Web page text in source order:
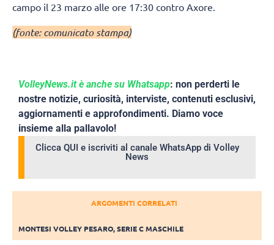
campo il 23 marzo alle ore 17:30 contro Axore.
(fonte: comunicato stampa)
VolleyNews.it è anche su Whatsapp: non perderti le
nostre notizie, curiosità, interviste, contenuti esclusivi,
aggiornamenti e approfondimenti. Diamo voce
insieme alla pallavolo!
Clicca QUI e iscriviti al canale WhatsApp di Volley
News
ARGOMENTI CORRELATI
MONTESI VOLLEY PESARO,SERIE C MASCHILE